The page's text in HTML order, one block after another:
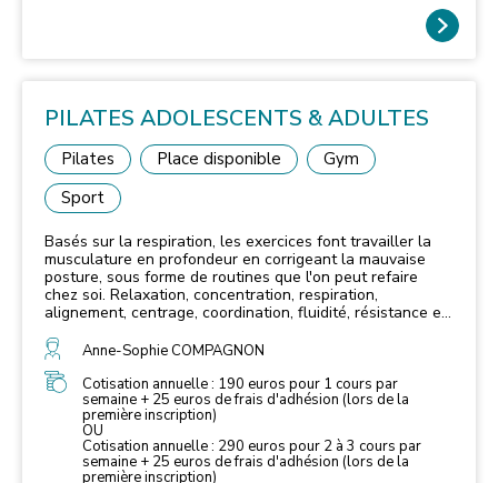
PILATES ADOLESCENTS & ADULTES
Pilates Place disponible
Gym
Sport
Basés sur la respiration, les exercices font travailler la
musculature en profondeur en corrigeant la mauvaise
posture, sous forme de routines que l'on peut refaire
chez soi. Relaxation, concentration, respiration,
alignement, centrage, coordination, fluidité, résistance et
relaxation, un moment de détente, de recentrage de
décontraction et de travail musculaire. Joseph Pilates
(1883-1967) avait la croyance qu'un centre tonifié
amenait une colonne vertébrale en bonne santé. Le
centre inclut entre autres les abdominaux profonds. La
méthode permet de rééquilibrer les muscles du corps, en
se concentrant sur les muscles centraux qui
interviennent dans l’équilibre postural, et le maintien de
Anne-Sophie COMPAGNON
Cotisation annuelle : 190 euros pour 1 cours par
semaine + 25 euros de frais d'adhésion (lors de la
première inscription)
OU
Cotisation annuelle : 290 euros pour 2 à 3 cours par
semaine + 25 euros de frais d'adhésion (lors de la
première inscription)